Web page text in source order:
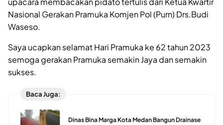
Nasional Gerakan Pramuka Komjen Pol (Purn) Drs.Budi
Waseso.
Saya ucapkan selamat Hari Pramuka ke 62 tahun 2023
semoga gerakan Pramuka semakin Jaya dan semakin
sukses.
Baca Juga:
Dinas Bina Marga Kota Medan Bangun Drainase